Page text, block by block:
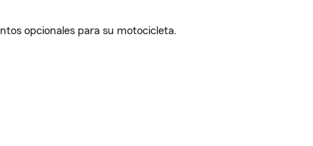
opcionales para su motocicleta.